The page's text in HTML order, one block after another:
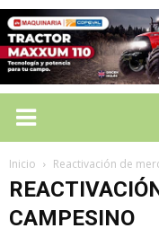
Inicio Reactivación de
CAMPESINO
REACTIVACIÓN DE MERCADO
Tras un año y
Exitosa